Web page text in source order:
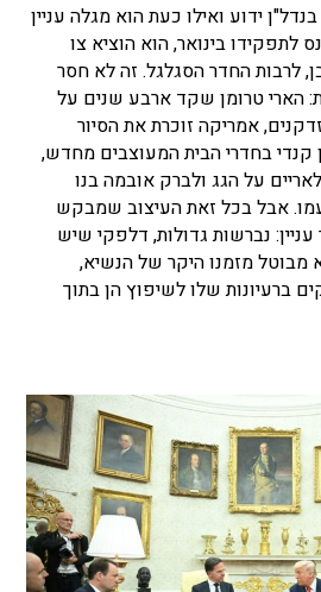
ידוע ואילו כעת הוא מגלה עניין
לתפקידו בינואר, הוא הוציא צו
לרבות החדר הסגלגל. זה לא חסר
הארי טרומן שקד ארבע שנים על
אמריקה זוכרת את הסיור
קנדי בחדרי הבית המעוצבים מחדש,
על הגג ולברק אובמה בנו
אבל בכל זאת העיצוב שמבקש
נברשות גדולות, דלפקי שיש
מבוטל מזמנו היקר של הנשיא,
ברעיונות שלו לשיפוץ הן בתוך